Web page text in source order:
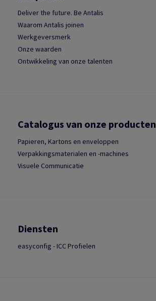
Deliver the future. Be Antalis
Waarom Antalis joinen
Werkgeversmerk
Onze waarden
Ontwikkeling van onze talenten
Catalogus van onze producten
Papieren, Kartons en enveloppen
Verpakkingsmaterialen en -machines
Visuele Communicatie
Diensten
easyconfig - ICC Profielen